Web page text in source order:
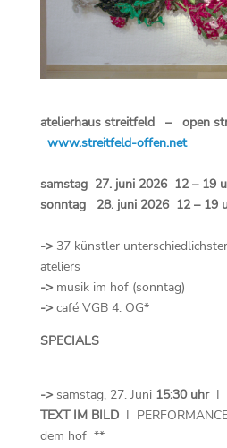
atelierhaus streitfeld – open
www.streitfeld-offen.net
samstag 27. juni 2026 12 – 19
sonntag 28. juni 2026 12 – 19
->37 künstler
ateliers
->musik im hof (sonntag)
->café VGB 4. OG*
SPECIALS
->samstag, 27. Juni 15:30 uhrI
TEXT IM BILDI
dem hof **